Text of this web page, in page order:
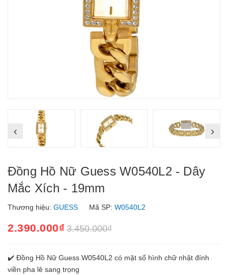
Đồng Hồ Nữ Guess W0540L2 - Dây
Mắc Xích - 19mm
Thương hiệu: GUESS Mã SP: W0540L2
2.390.000₫ 3.450.000₫
✔️ Đồng Hồ Nữ Guess W0540L2 có mặt số hình chữ nhật đính
viền pha lê sang trọng